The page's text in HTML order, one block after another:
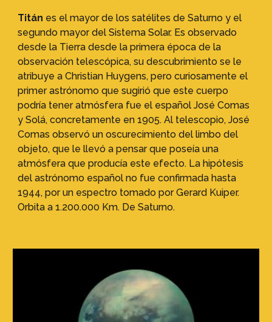
Titán es el mayor de los satélites de Saturno y el
segundo mayor del Sistema Solar. Es observado
desde la Tierra desde la primera época de la
observación telescópica, su descubrimiento se le
atribuye a Christian Huygens, pero curiosamente el
primer astrónomo que sugirió que este cuerpo
podría tener atmósfera fue el español José Comas
y Solá, concretamente en 1905. Al telescopio, José
Comas observó un oscurecimiento del limbo del
objeto, que le llevó a pensar que poseía una
atmósfera que producía este efecto. La hipótesis
del astrónomo español no fue confirmada hasta
1944, por un espectro tomado por Gerard Kuiper.
Orbita a 1.200.000 Km. De Saturno.